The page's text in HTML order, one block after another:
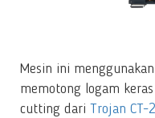
Mesin ini
memotong logam
cutting dari Trojan